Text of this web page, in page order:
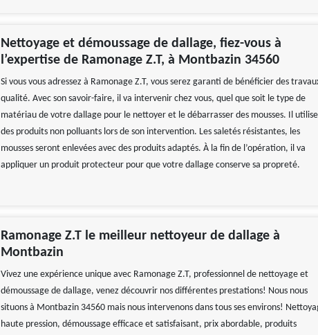
Nettoyage et démoussage de dallage, fiez-vous à
l’expertise de Ramonage Z.T, à Montbazin 34560
Si vous vous adressez à Ramonage Z.T, vous serez garanti de bénéficier des
qualité. Avec son savoir-faire, il va intervenir chez vous, quel que soit le type de
matériau de votre dallage pour le nettoyer et le débarrasser des mousses. Il
des produits non polluants lors de son intervention. Les saletés résistantes, les
mousses seront enlevées avec des produits adaptés. À la fin de l’opération, il va
appliquer un produit protecteur pour que votre dallage conserve sa propreté.
Ramonage Z.T le meilleur nettoyeur de dallage à
Montbazin
Vivez une expérience unique avec Ramonage Z.T, professionnel de nettoyage et
démoussage de dallage, venez découvrir nos différentes prestations! Nous nous
situons à Montbazin 34560 mais nous intervenons dans tous ses environs!
haute pression, démoussage efficace et satisfaisant, prix abordable, produits